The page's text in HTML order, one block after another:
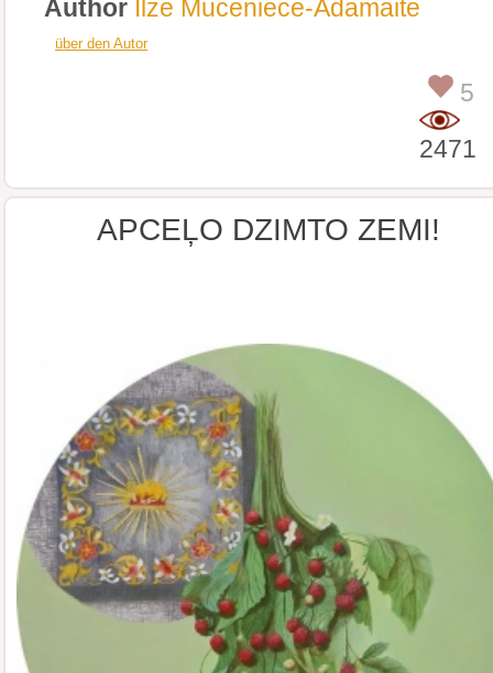
Author Ilze Muceniece-Adamaite
über den Autor
5
2471
APCEĻO DZIMTO ZEMI!